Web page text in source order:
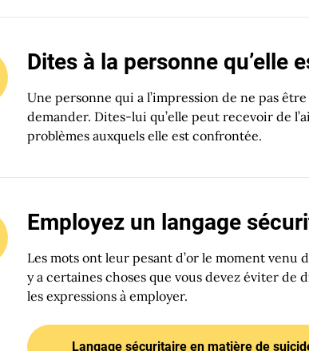
Dites à la personne qu’elle
Une personne qui a l’impression de ne pas
demander. Dites-lui qu’elle peut recevoir de
problèmes auxquels elle est confrontée.
Employez un langage
Les mots ont leur pesant d’or le moment
y a certaines choses que vous devez éviter
les expressions à employer.
Langage sécuritaire en matière de